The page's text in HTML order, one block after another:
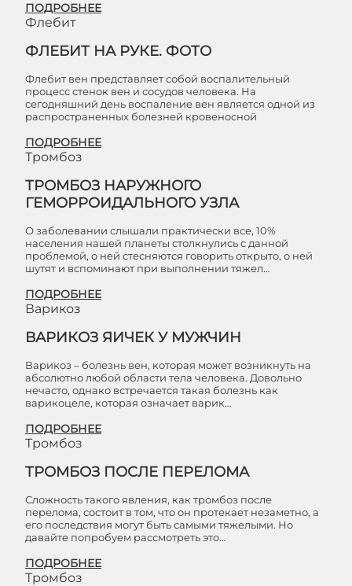
ПОДРОБНЕЕ
Флебит
ФЛЕБИТ НА РУКЕ. ФОТО
Флебит вен представляет собой воспалительный
процесс стенок вен и сосудов человека. На
сегодняшний день воспаление вен является одной из
распространенных болезней кровеносной
ПОДРОБНЕЕ
Тромбоз
ТРОМБОЗ НАРУЖНОГО
ГЕМОРРОИДАЛЬНОГО УЗЛА
О заболевании слышали практически все, 10%
населения нашей планеты столкнулись с данной
проблемой, о ней стесняются говорить открыто, о ней
шутят и вспоминают при выполнении тяжел…
ПОДРОБНЕЕ
Варикоз
ВАРИКОЗ ЯИЧЕК У МУЖЧИН
Варикоз – болезнь вен, которая может возникнуть на
абсолютно любой области тела человека. Довольно
нечасто, однако встречается такая болезнь как
варикоцеле, которая означает варик…
ПОДРОБНЕЕ
Тромбоз
ТРОМБОЗ ПОСЛЕ ПЕРЕЛОМА
Сложность такого явления, как тромбоз после
перелома, состоит в том, что он протекает незаметно, а
его последствия могут быть самыми тяжелыми. Но
давайте попробуем рассмотреть это…
ПОДРОБНЕЕ
Тромбоз